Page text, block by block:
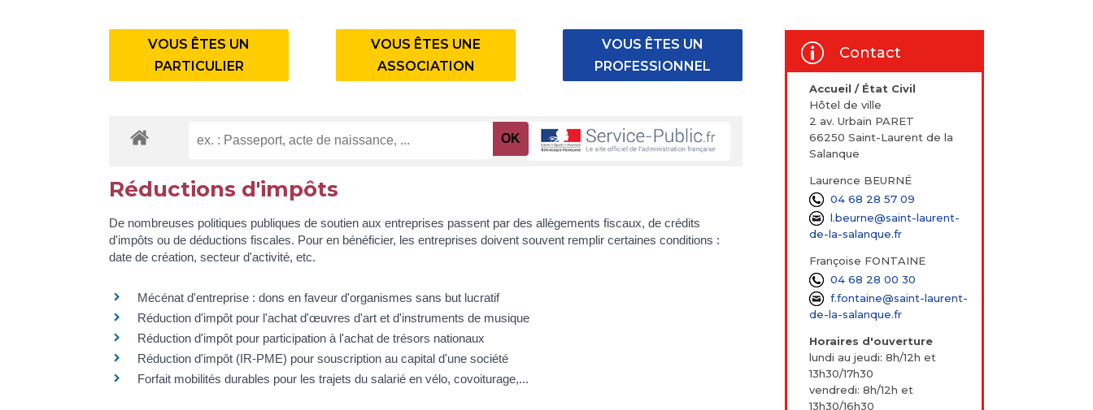
VOUS ÊTES UN
PARTICULIER
VOUS ÊTES UNE
ASSOCIATION
VOUS ÊTES UN
PROFESSIONNEL
Réductions d'impôts
De nombreuses politiques publiques de soutien aux entreprises passent par des allègements fiscaux, de crédits
d'impôts ou de déductions fiscales. Pour en bénéficier, les entreprises doivent souvent remplir certaines conditions :
date de création, secteur d'activité, etc.
Mécénat d'entreprise : dons en faveur d'organismes sans but lucratif
Réduction d'impôt pour l'achat d'œuvres d'art et d'instruments de musique
Réduction d'impôt pour participation à l'achat de trésors nationaux
Réduction d'impôt (IR-PME) pour souscription au capital d'une société
Forfait mobilités durables pour les trajets du salarié en vélo, covoiturage,...
p Contact
Accueil / État Civil
Hôtel de ville
2 av. Urbain PARET
66250 Saint-Laurent de la
Salanque
Laurence BEURNÉ
04 68 28 57 09
l.beurne@saint-laurent-
de-la-salanque.fr
Françoise FONTAINE
04 68 28 00 30
f.fontaine@saint-laurent-
de-la-salanque.fr
Horaires d'ouverture
lundi au jeudi: 8h/12h et
13h30/17h30
vendredi: 8h/12h et
13h30/16h30